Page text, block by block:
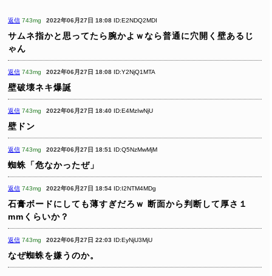
返信 743mg 2022年06月27日 18:08 ID:E2NDQ2MDI
サムネ指かと思ってたら腕かよｗなら普通に穴開く壁あるじ
ゃん
返信 743mg 2022年06月27日 18:08 ID:Y2NjQ1MTA
壁破壊ネキ爆誕
返信 743mg 2022年06月27日 18:40 ID:E4MzIwNjU
壁ドン
返信 743mg 2022年06月27日 18:51 ID:Q5NzMwMjM
蜘蛛「危なかったぜ」
返信 743mg 2022年06月27日 18:54 ID:I2NTM4MDg
石膏ボードにしても薄すぎだろｗ
断面から判断して厚さ１
mmくらいか？
返信 743mg 2022年06月27日 22:03 ID:EyNjU3MjU
なぜ蜘蛛を嫌うのか。